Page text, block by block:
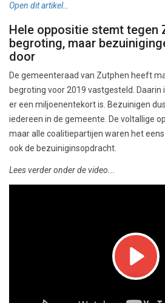
Open dit artikel…
Hele oppositie stemt tegen
begroting, maar
door
De gemeenteraad van Zutphen heeft
begroting voor 2019 vastgesteld.
er een miljoenentekort is. Bezuinigen
iedereen in de gemeente. De voltallige
maar alle coalitiepartijen waren het
ook de bezuiniginsopdracht.
Lees verder onder de video...
Play